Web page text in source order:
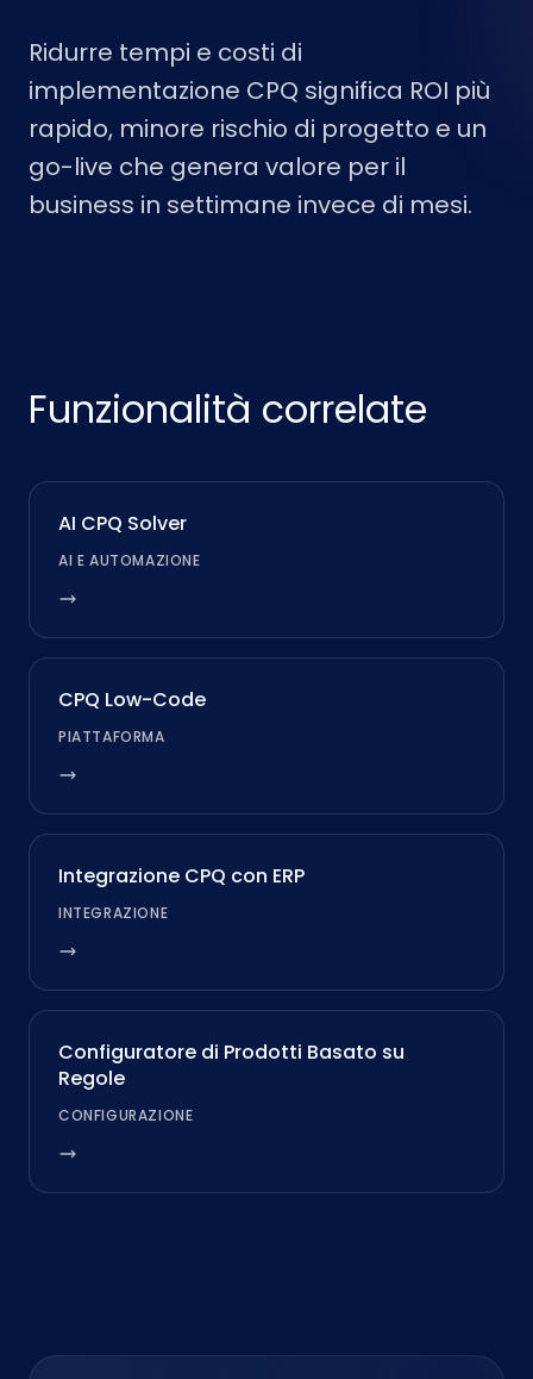
Ridurre tempi e costi di
implementazione CPQ significa ROI più
rapido, minore rischio di progetto e un
go-live che genera valore per il
business in settimane invece di mesi.
Funzionalità correlate
AI CPQ Solver
AI E AUTOMAZIONE
CPQ Low-Code
PIATTAFORMA
Integrazione CPQ con ERP
INTEGRAZIONE
Configuratore di Prodotti Basato su
Regole
CONFIGURAZIONE